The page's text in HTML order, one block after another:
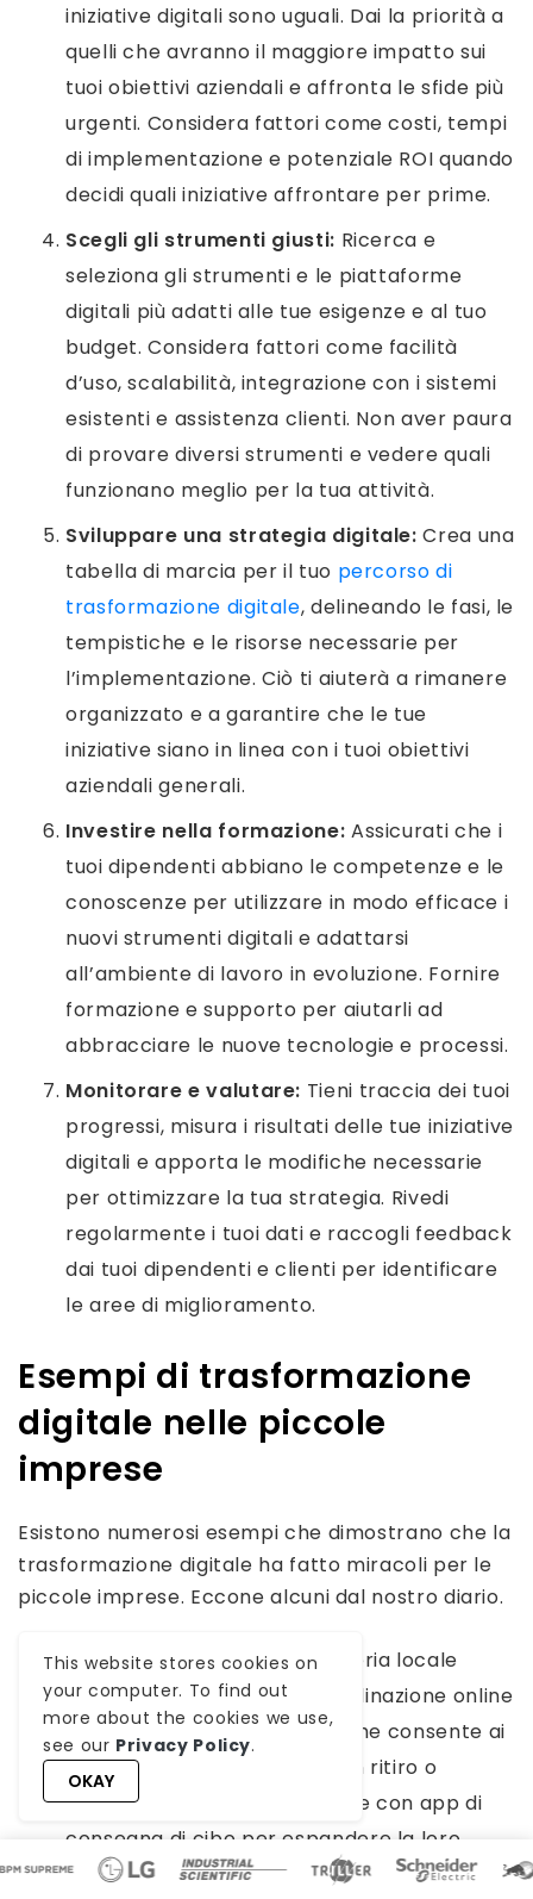
iniziative digitali sono uguali. Dai la priorità a
quelli che avranno il maggiore impatto sui
tuoi obiettivi aziendali e affronta le sfide più
urgenti. Considera fattori come costi, tempi
di implementazione e potenziale ROI quando
decidi quali iniziative affrontare per prime.
Scegli gli strumenti giusti: Ricerca e
seleziona gli strumenti e le piattaforme
digitali più adatti alle tue esigenze e al tuo
budget. Considera fattori come facilità
d’uso, scalabilità, integrazione con i sistemi
esistenti e assistenza clienti. Non aver paura
di provare diversi strumenti e vedere quali
funzionano meglio per la tua attività.
Sviluppare una strategia digitale:Crea una
tabella di marcia per il tuo percorso di
trasformazione digitale, delineando le fasi, le
tempistiche e le risorse necessarie per
l’implementazione. Ciò ti aiuterà a rimanere
organizzato e a garantire che le tue
iniziative siano in linea con i tuoi obiettivi
aziendali generali.
Investire nella formazione: Assicurati che i
tuoi dipendenti abbiano le competenze e le
conoscenze per utilizzare in modo efficace i
nuovi strumenti digitali e adattarsi
all’ambiente di lavoro in evoluzione. Fornire
formazione e supporto per aiutarli ad
abbracciare le nuove tecnologie e processi.
Monitorare e valutare: Tieni traccia dei tuoi
progressi, misura i risultati delle tue iniziative
digitali e apporta le modifiche necessarie
per ottimizzare la tua strategia. Rivedi
regolarmente i tuoi dati e raccogli feedback
dai tuoi dipendenti e clienti per identificare
le aree di miglioramento.
Esempi di trasformazione
digitale nelle piccole
imprese
Esistono numerosi esempi che dimostrano che la
trasformazione digitale ha fatto miracoli per le
piccole imprese. Eccone alcuni dal nostro diario.
Panificio locale:Una panetteria locale
implementa un sistema di ordinazione online
con un’interfaccia intuitiva, che consente ai
clienti di effettuare ordini con ritiro o
consegna. Collaborano inoltre con app di
consegna di cibo per espandere la loro
portata e offrire opzioni convenienti per i
This website stores cookies on
your computer. To find out
more about the cookies we use,
see our Privacy Policy.
OKAY